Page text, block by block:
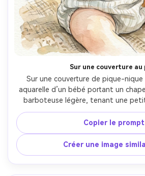
Sur une couverture au
Sur une couverture de pique-
aquarelle d’un bébé portant un
barboteuse légère, tenant une
suggérée par lavis doux, couleurs
reflets doux, travail délicat des
texturé, ton mémoire paisible,
profondeur de champ
Copier le prompt
Créer une image